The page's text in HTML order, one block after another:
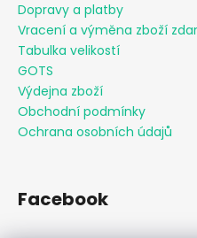
Dopravy a platby
Vracení a výměna zboží
Tabulka velikostí
GOTS
Výdejna zboží
Obchodní podmínky
Ochrana osobních údajů
Facebook